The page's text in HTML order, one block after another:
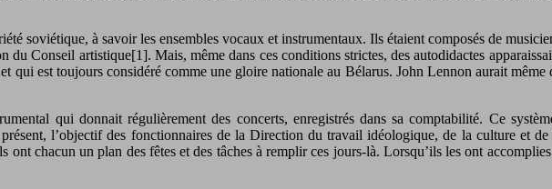
soviétique, à savoir les ensembles vocaux et instrumentaux. Ils étaient composés de
du Conseil artistique[1]. Mais, même dans ces conditions strictes, des autodidactes
qui est toujours considéré comme une gloire nationale au Bélarus. John Lennon aurait
qui donnait régulièrement des concerts, enregistrés dans sa comptabilité. Ce
l’objectif des fonctionnaires de la Direction du travail idéologique, de la culture et
ont chacun un plan des fêtes et des tâches à remplir ces jours-là. Lorsqu’ils les ont